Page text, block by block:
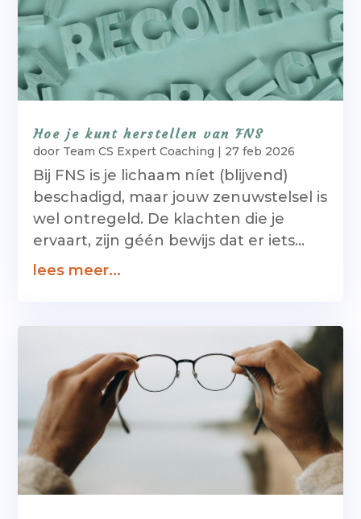
Hoe je kunt herstellen van FNS
door Team CS Expert Coaching 27 feb 2026
Bij FNS is je lichaam níet (blijvend)
beschadigd, maar jouw zenuwstelsel is
wel ontregeld. De klachten die je
ervaart, zijn géén bewijs dat er iets...
lees meer...